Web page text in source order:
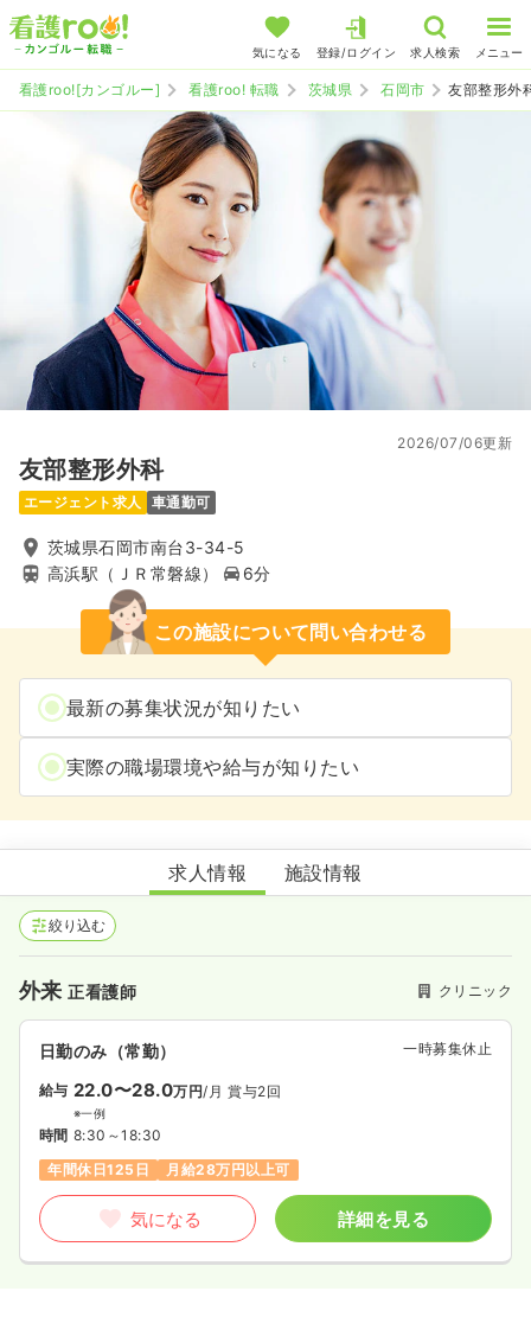
気になる 登録/ログイン 求人検索 メニュー
看護roo![カンゴルー] 看護roo! 転職 茨城県 石岡市 友部整形外
友部整形外科
2026/07/06更新
エージェント求人 車通勤可
茨城県石岡市南台3-34-5
高浜駅（ＪＲ常磐線）
6分
この施設について問い合わせる
最新の募集状況が知りたい
実際の職場環境や給与が知りたい
友部整形外科
求人情報 施設情報
絞り込む
外来正看護師 クリニック
日勤のみ（常勤） 一時募集休止
給与 22.0〜28.0万円/月 賞与2回
※一例
時間 8:30～18:30
年間休日125日
月給28万円以上可
気になる 詳細を見る